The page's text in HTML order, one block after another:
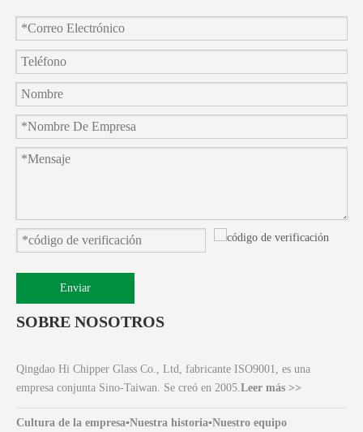
Enviar
SOBRE NOSOTROS
Qingdao Hi Chipper Glass Co., Ltd, fabricante ISO9001, es una
empresa conjunta Sino-Taiwan. Se creó en 2005.Leer más >>
Cultura de la empresa▪Nuestra historia▪Nuestro equipo